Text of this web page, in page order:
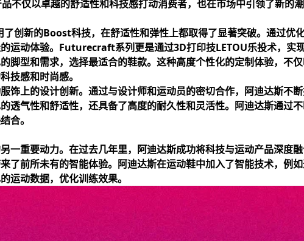
仅以卓越的舒适性和科技感打动消费者，也在市场中引领了新的
创新的Boost科技，在舒适性和弹性上都取得了显著突破。通过优
运动体验。Futurecraft系列更是通过3D打印技LETOU乐投术，实
脚型和需求，选择最适合的鞋款。这种高度个性化的定制体验，不
技感和时尚感。
饰上的设计创新。通过与设计师和运动员的密切合作，阿迪达斯不
透气性和舒适性，还具备了高度的耐久性和灵活性。阿迪达斯通过
合。
一重要动力。在过去几年里，阿迪达斯成功将科技与运动产品深度
了前所未有的智能体验。阿迪达斯在运动鞋中加入了智能技术，例
运动数据，优化训练效果。